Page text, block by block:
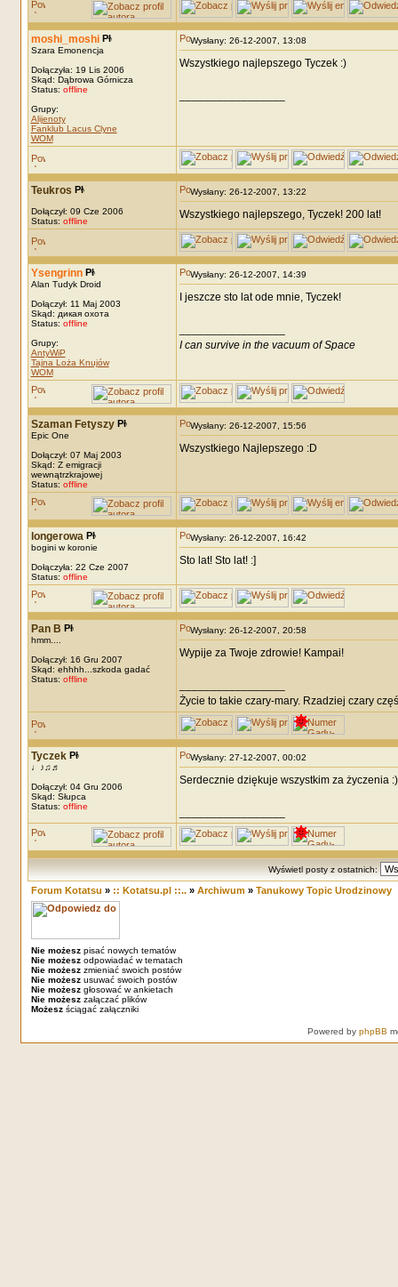
moshi_moshi
Szara Emonencja
Dołączyła: 19 Lis 2006
Skąd: Dąbrowa Górnicza
Status: offline
Grupy:
Alijenoty
Fanklub Lacus Clyne
WOM
Wysłany: 26-12-2007, 13:08
Wszystkiego najlepszego Tyczek :)
Teukros
Dołączył: 09 Cze 2006
Status: offline
Wysłany: 26-12-2007, 13:22
Wszystkiego najlepszego, Tyczek! 200 lat!
Ysengrinn
Alan Tudyk Droid
Dołączył: 11 Maj 2003
Skąd: дикая охота
Status: offline
Grupy:
AntyWiP
Tajna Loża Knujów
WOM
Wysłany: 26-12-2007, 14:39
I jeszcze sto lat ode mnie, Tyczek!
I can survive in the vacuum of Space
Szaman Fetyszy
Epic One
Dołączył: 07 Maj 2003
Skąd: Z emigracji
wewnątrzkrajowej
Status: offline
Wysłany: 26-12-2007, 15:56
Wszystkiego Najlepszego :D
longerowa
bogini w koronie
Dołączyła: 22 Cze 2007
Status: offline
Wysłany: 26-12-2007, 16:42
Sto lat! Sto lat! :]
Pan B
hmm....
Dołączył: 16 Gru 2007
Skąd: ehhhh...szkoda gadać
Status: offline
Wysłany: 26-12-2007, 20:58
Wypije za Twoje zdrowie! Kampai!
Życie to takie czary-mary. Rzadziej czary
Tyczek
♩♪♫♬
Dołączył: 04 Gru 2006
Skąd: Słupca
Status: offline
Wysłany: 27-12-2007, 00:02
Serdecznie dziękuje wszystkim za życzenia :)
Wyświetl posty z ostatnich:
Forum Kotatsu » :: Kotatsu.pl ::..» Archiwum» Tanukowy Topic Urodzinowy
Nie możeszpisać nowych tematów
Nie możeszodpowiadać w tematach
Nie możeszzmieniać swoich postów
Nie możeszusuwać swoich postów
Nie możeszgłosować w ankietach
Nie możeszzałączać plików
Możeszściągać załączniki
Powered by phpBB